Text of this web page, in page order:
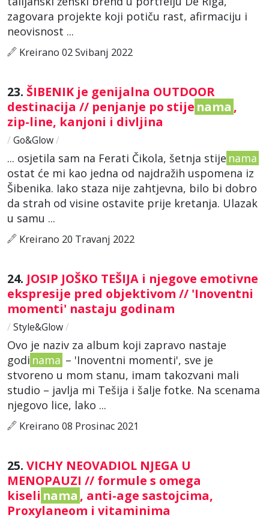
zagovara projekte koji potiču rast, afirmaciju i
neovisnost ...
Kreirano 02 Svibanj 2022
23. ŠIBENIK je genijalna OUTDOOR
destinacija // penjanje po stije nama ,
zip-line, kanjoni i divljina
/ Go&Glow/
... osjetila sam na Ferati Čikola, šetnja stije nama
ostat će mi kao jedna od najdražih uspomena iz
Šibenika. Iako staza nije zahtjevna, bilo bi dobro
da strah od visine ostavite prije kretanja. Ulazak
u samu ...
Kreirano 20 Travanj 2022
24. JOSIP JOŠKO TEŠIJA i njegove emotivne
ekspresije pred objektivom // 'Inoventni
momenti' nastaju godinam
/ Style&Glow/
Ovo je naziv za album koji zapravo nastaje
godi nama – 'Inoventni momenti', sve je
stvoreno u mom stanu, imam takozvani mali
studio – javlja mi Tešija i šalje fotke. Na scenama
njegovo lice, lako ...
Kreirano 08 Prosinac 2021
25. VICHY NEOVADIOL NJEGA U
MENOPAUZI // formule s omega
kiseli nama , anti-age sastojcima,
Proxylaneom i vitaminima